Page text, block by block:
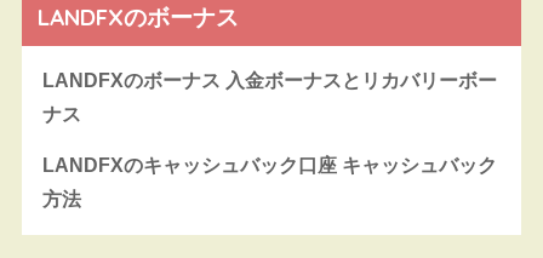
LANDFXのボーナス
LANDFXのボーナス 入金ボーナスとリカバリーボー
ナス
LANDFXのキャッシュバック口座 キャッシュバック
方法